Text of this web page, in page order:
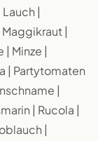
|
|
| Minze |
| Partytomaten
|
| Rucola |
|